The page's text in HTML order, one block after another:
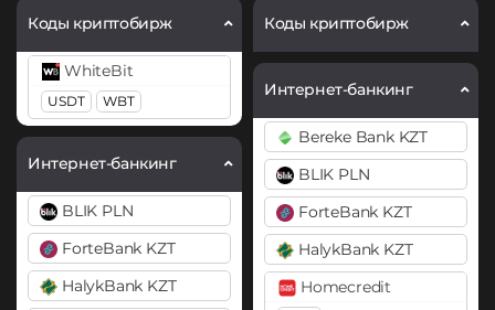
Curve (CRV)
DAI
BEP20
DASH
Decentraland (MANA)
Dogecoin (DOGE)
PaySera
EUR
Perfect Money
Pix BRL
Revolut
EUR USD
Коды криптобирж
WhiteBit
USDT WBT
Интернет-банкинг
BLIK PLN
ForteBank KZT
HalykBank KZT
Jupiter (JUP)
Litecoin (LTC)
Monero (XMR)
NEAR Protocol
Notcoin (NOT)
Ontology (ONT)
Optimism (OP)
Pax Dollar (USDP)
Skrill
USD EUR
Volet (AdvCash)
USD EUR
Webmoney
WMZ
Коды криптобирж
Интернет-банкинг
Bereke Bank KZT
BLIK PLN
ForteBank KZT
HalykBank KZT
Homecredit